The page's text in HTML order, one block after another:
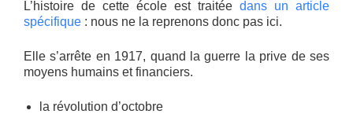
L’histoire de cette école est traitée dans un article
spécifique : nous ne la reprenons donc pas ici.
Elle s’arrête en 1917, quand la guerre la prive de ses
moyens humains et financiers.
la révolution d’octobre